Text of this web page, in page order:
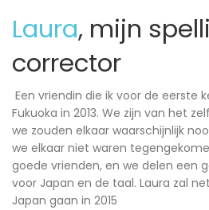
Laura, mijn
corrector
Een vriendin die ik voor de eerste
Fukuoka in 2013. We zijn van het
we zouden elkaar waarschijnlijk
we elkaar niet waren
goede vrienden, en we delen een
voor Japan en de taal. Laura zal
Japan gaan in 2015